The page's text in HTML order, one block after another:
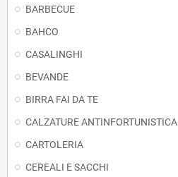
BARBECUE
BAHCO
CASALINGHI
BEVANDE
BIRRA FAI DA TE
CALZATURE ANTINFORTUNISTICA
CARTOLERIA
CEREALI E SACCHI